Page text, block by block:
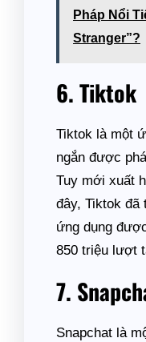
Pháp Nổi
Stranger”?
6. Tiktok
Tiktok là một
ngắn được
Tuy mới xuất
đây, Tiktok đã
ứng dụng
850 triệu lượt
7.
Snapchat là